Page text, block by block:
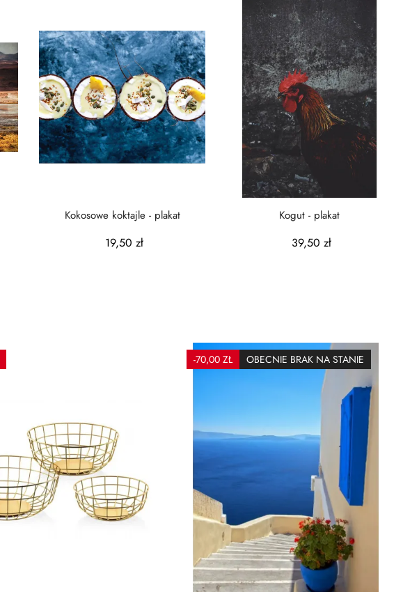
Kokosowe koktajle - plakat
19,50 zł
Kogut - plakat
39,50 zł
-70,00 ZŁ OBECNIE BRAK NA STANIE